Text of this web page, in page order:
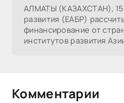
АЛМАТЫ (КАЗАХСТАН), 15
развития (ЕАБР)
финансирование от
институтов развития
Комментарии